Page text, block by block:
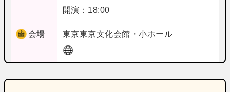
開演：18:00
会場 東京東京文化会館・小ホール